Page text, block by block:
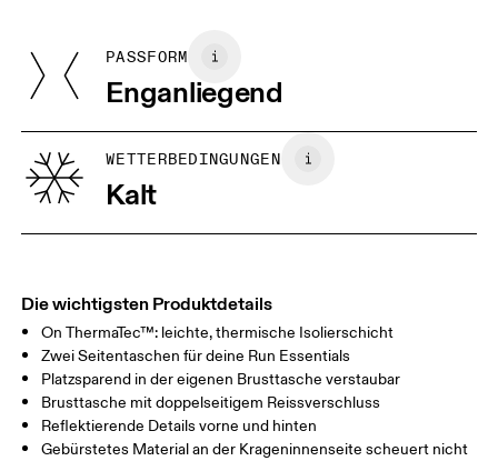
Deine Körpermasse in Zentimeter
GRÖSSENRATGEBER - FRAUENKLEIDUNG
BRUSTUMFAN
G
TAILLE 67 68 — 73 74
Horizontal verschieben, um mehr zu sehen
So misst du richtig
(recycled) 87%, Elastane 13%. Padding: Polyester (recycled) 100%.
Herkunftsland
Vietnam
PASSFORM
Enganliegend
WETTERBEDINGUNGEN
Kalt
Die wichtigsten Produktdetails
On ThermaTec™: leichte, thermische Isolierschicht
Zwei Seitentaschen für deine Run Essentials
Platzsparend in der eigenen Brusttasche verstaubar
Brusttasche mit doppelseitigem Reissverschluss
Reflektierende Details vorne und hinten
Gebürstetes Material an der Krageninnenseite scheuert nicht